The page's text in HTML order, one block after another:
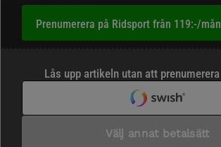
Prenumerera på Ridsport från 119:-/mån